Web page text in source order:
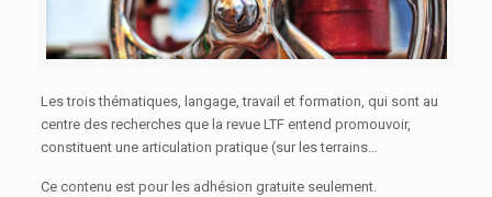
Les trois thématiques, langage, travail et formation, qui sont au
centre des recherches que la revue LTF entend promouvoir,
constituent une articulation pratique (sur les terrains…
Ce contenu est pour les adhésion gratuite seulement.